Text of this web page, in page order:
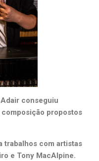
conseguiu
propostos
trabalhos com artistas
e Tony MacAlpine.